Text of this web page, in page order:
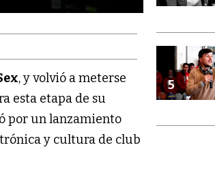
, y volvió a meterse
esta etapa de su
por un lanzamiento
y cultura de club
5